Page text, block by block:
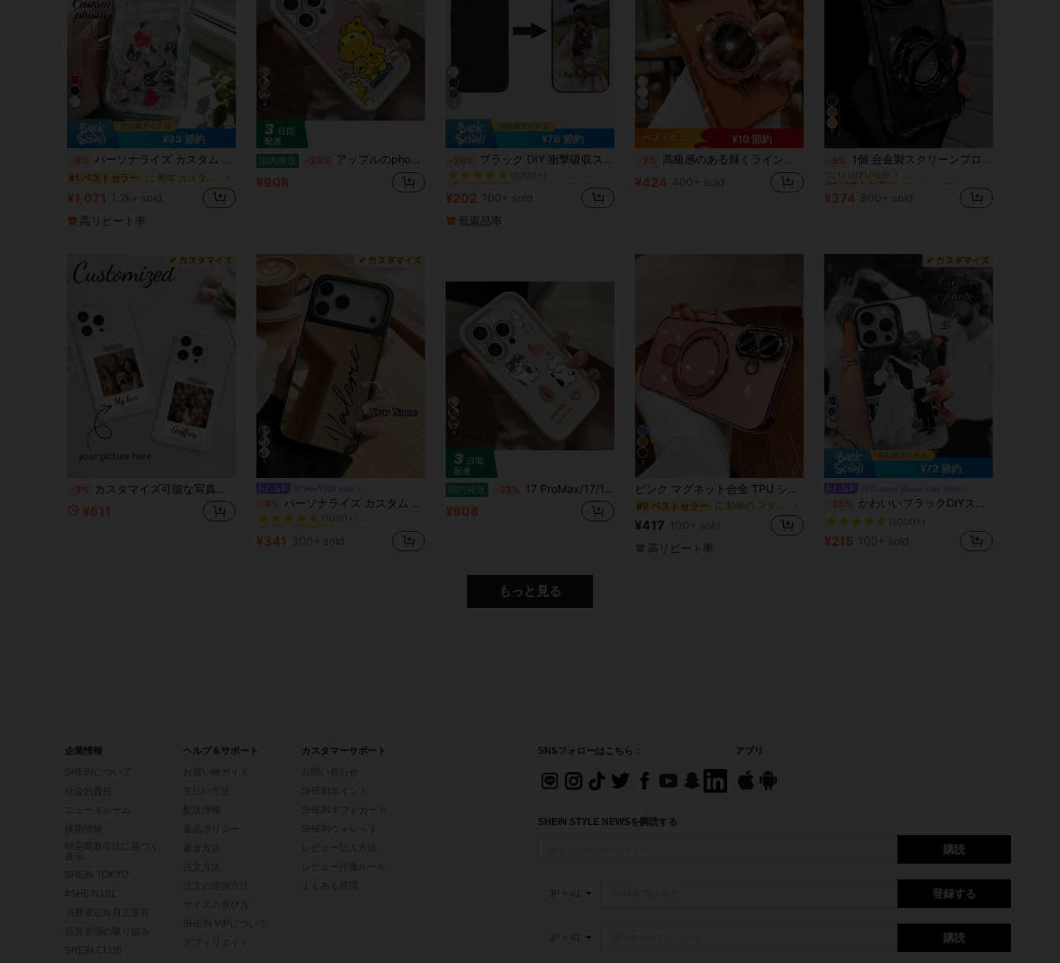
¥93 節約
-8% パーソナライズ カスタム スマホケース、写真アクリルパネル、カスタムペット写真、ポートレート写真、ハート型アクリルパネル、レーザー刻印カード、バレンタインデーギフト、女性向けギフト、誕生日ギフト、カップルギフト、彼氏/彼女ギフト、家族/友人ギフト、パーティーの記念品、記念日ギフト、ペットカップルギフト
#1 ベストセラー
¥1,071
1.2k+ sold
高リピート率
4
国内発送 -23% アップルのphone 17 ProMax/Air/16 Plus/15クリエイティブキャラクターカップル向けパーソナライズファッション14/13新型12/11/16 e転倒防止7/8 全パッケージのアニメかわいいアニメかわいいファッションブランド8716131711215製品16 ePlus 12 Pro 13 Pro 17 Pro 14 Pro 15 Pro 11 Pro
¥908
¥78 節約
-28% ブラック DIY 衝撃吸収スマホケース 1個 パーソナライズ ソフトスマホケース ライフ、家族、風景、結婚式の写真でカスタマイズ可能、マッチングスマホケース、友人へのギフト、母の日、結婚式のギフト、記念日、パーソナライズギフト、彼女へのギフト
#1 ベストセラー
に オナーX8 5G カスタマイズされた携帯電話ケース
(1000+)
#1 ベストセラー
#1 ベストセラー
#1 ベストセラー
に オナーX8 5G カスタマイズされた携帯電話ケース
¥202 100+ sold
低返品率
7
¥10 節約
-2% 高級感のある輝くラインストーンレンズ保護メッキ耐衝撃ケース、キラキラグリッターメイクアップミラーリングホルダーブラケット付き、高品質耐衝撃バンパーバックカバー、17 16E 15 14 13 12 11 X XS Max XR Pro Plus Galaxy S26 A02S -A07 A12-A17 A22-A26 A32-A36 A50-A56 S20-S25 Honor Magic Reno Smart対応
¥424 400+ sold
7
-6% 1個 合金製スクリーンプロテクター 折りたたみ式 ラウンド メッキ 耐落下 スタンド付きスマホケース、17/15ProMax/16promax/16pro/14promax/14pro/13promax、Galaxy S21 5G/S21 Ultra/S22/S22 Ultra/S23/S23 Ultra/S24/S24FE/S24 Ultra 5G/S25/S25+/S25U、A14/A33 5G/A53 5G/A54 5G/A52/A52s 5G/A15 5G/A13 4G/A22 4G/A22 5G/A34/A23 5G/A07/A17、Mi Note 7/8/9/10/11/12/13、Mi 9/10/12/13C、MOTO、Honor X、HW、C53 C55対応、国際版、国内版以外、春のギフト
#1 ベストセラー
売り切れ間近！
#1 ベストセラー
売り切れ間近！
#1 ベストセラー
売り切れ間近！
#1 ベストセラー に オナーX6a 携帯電話ケース
¥374 800+ sold
-3% カスタマイズ可能な写真入り透明落下防止TPUスマホケース、テキストと画像入りパーソナライズスマホカバー、個人、パートナー、家族、友人へのカスタマイズギフト、誕生日、休日、母の日/父の日、日常ギフトに最適、iPhone X XS XR 11 12 13 14 15 16 Plus 17 Pro Maxに対応
¥611
5
-4% パーソナライズ カスタム イニシャル ネーム スマートフォンケース 17 16 15 14 13 12 11 Pro Max対応 メッキ シルバー ミラーケース カバー 保護背面カバー パーソナライズ スマートフォンシェル 各種モデル対応 ミラー表面 耐衝撃
#2 ベストセラー
(1000+)
#2 ベストセラー
#2 ベストセラー
#2 ベストセラー
に クリスマス カスタマイズされた携帯電話ケース
¥341 300+ sold
4
国内発送 -23% 17 ProMax/17/16 Plus/15/14/13落下防止12/11/8 かわいいストリートウェアブランド7かわいいキャラクターの個性的なアイデアキャラクターの携帯ケースアニメ・ファッションカップルのための新作フルバック
¥908
5
ピンク マグネット合金 TPU シリコン 耐衝撃 1個 透明 電気メッキ スマホケース メタル スライド スタンド付き/耐衝撃スマホケース、TPU 素材、iPhone 15 Pro Max/16 Pro Max/16 Pro/11/12/13/14 Pro Max/14 Pro/13 Pro Max/16、17、17 Pro、17 Pro Max、S24、S24 Ultra、S25、S25 Ultraに対応、ワイヤレス磁気充電対応、防水、落下防止、傷防止、スプリングギフト
#9 ベストセラー に 動物の スタンド型スマホケース
¥417 100+ sold
高リピート率
9
¥72 節約
-25% かわいいブラックDIYスマホケース1個 カスタマイズ写真ケース 15 Pro Max / S25 Ultra / S25 Plus対応 パーソナライズ ウェディング写真ケース カップル・友人・家族へのギフト 卒業記念 ヴィンテージ風 彼・彼女への記念日・誕生日・父の日ギフトに最適
(1000+)
¥215 100+ sold
もっと見る
企業情報
SHEINについて
ニュースルーム
SHEIN TOKYO
#SHEIN101
消費者志向自主宣言
品質管理の取り組み
SHEIN CLUB
ヘルプ＆サポート
お買い物ガイド
支払い方法
返品ポリシー
サイズの選び方
SHEIN VIPについて
アフィリエイト
カスタマーサポート
お問い合わせ
SHEINポイント
SHEINギフトカード
SHEINウォレット
レビュー記入方法
レビュー評価ルール
よくある質問
SNSフォローはこちら： アプリ
SHEIN STYLE NEWSを購読する
購読
JP + 81 登録する
JP + 81 購読